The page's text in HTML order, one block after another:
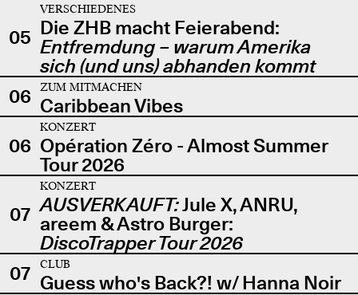
05
VERSCHIEDENES
Die ZHB macht Feierabend:
Entfremdung – warum Amerika
sich (und uns) abhanden kommt
06
ZUM MITMACHEN
Caribbean Vibes
06
KONZERT
Opération Zéro - Almost Summer
Tour 2026
07
KONZERT
AUSVERKAUFT:Jule X, ANRU,
areem & Astro Burger:
DiscoTrapper Tour 2026
07
CLUB
Guess who's Back?! w/ Hanna Noir